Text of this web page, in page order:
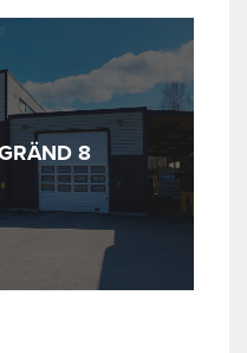
8